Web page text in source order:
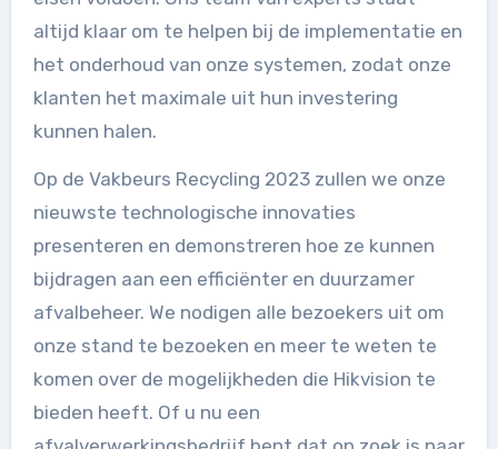
altijd klaar om te helpen bij de implementatie en
het onderhoud van onze systemen, zodat onze
klanten het maximale uit hun investering
kunnen halen.
Op de Vakbeurs Recycling 2023 zullen we onze
nieuwste technologische innovaties
presenteren en demonstreren hoe ze kunnen
bijdragen aan een efficiënter en duurzamer
afvalbeheer. We nodigen alle bezoekers uit om
onze stand te bezoeken en meer te weten te
komen over de mogelijkheden die Hikvision te
bieden heeft. Of u nu een